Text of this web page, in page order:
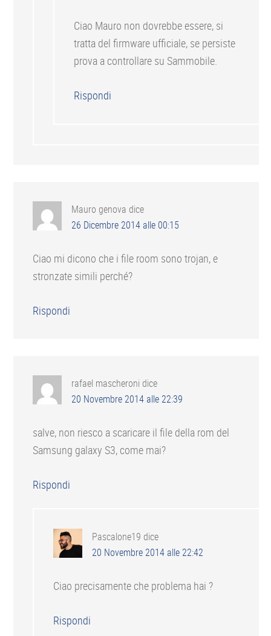
Ciao Mauro non dovrebbe essere, si
tratta del firmware ufficiale, se persiste
prova a controllare su Sammobile.
Rispondi
Mauro genova dice
26 Dicembre 2014 alle 00:15
Ciao mi dicono che i file room sono trojan, e
stronzate simili perché?
Rispondi
rafael mascheroni dice
20 Novembre 2014 alle 22:39
salve, non riesco a scaricare il file della rom del
Samsung galaxy S3, come mai?
Rispondi
Pascalone19 dice
20 Novembre 2014 alle 22:42
Ciao precisamente che problema hai ?
Rispondi